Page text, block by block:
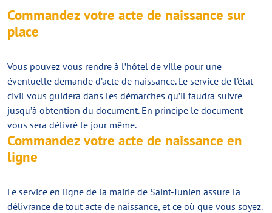
Commandez votre acte de naissance sur
place
Vous pouvez vous rendre à l’hôtel de ville pour une
éventuelle demande d’acte de naissance. Le service de l’état
civil vous guidera dans les démarches qu’il faudra suivre
jusqu’à obtention du document. En principe le document
vous sera délivré le jour même.
Commandez votre acte de naissance en
ligne
Le service en ligne de la mairie de Saint-Junien assure la
délivrance de tout acte de naissance, et ce où que vous soyez.